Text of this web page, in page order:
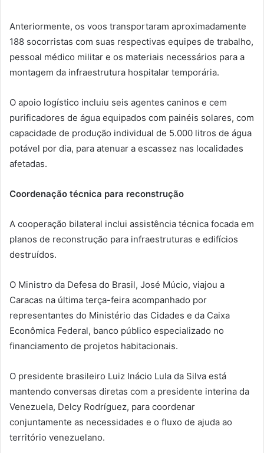
Anteriormente, os voos transportaram aproximadamente
188 socorristas com suas respectivas equipes de trabalho,
pessoal médico militar e os materiais necessários para a
montagem da infraestrutura hospitalar temporária.
O apoio logístico incluiu seis agentes caninos e cem
purificadores de água equipados com painéis solares, com
capacidade de produção individual de 5.000 litros de água
potável por dia, para atenuar a escassez nas localidades
afetadas.
Coordenação técnica para reconstrução
A cooperação bilateral inclui assistência técnica focada em
planos de reconstrução para infraestruturas e edifícios
destruídos.
O Ministro da Defesa do Brasil, José Múcio, viajou a
Caracas na última terça-feira acompanhado por
representantes do Ministério das Cidades e da Caixa
Econômica Federal, banco público especializado no
financiamento de projetos habitacionais.
O presidente brasileiro Luiz Inácio Lula da Silva está
mantendo conversas diretas com a presidente interina da
Venezuela, Delcy Rodríguez, para coordenar
conjuntamente as necessidades e o fluxo de ajuda ao
território venezuelano.